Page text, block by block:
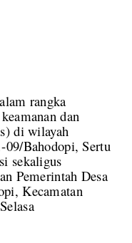
rangka
dan
di wilayah
09/Bahodopi, Sertu
sekaligus
Pemerintah Desa
Kecamatan